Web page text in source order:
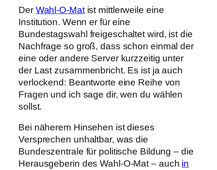
Der Wahl-O-Matist mittlerweile eine
Institution. Wenn er für eine
Bundestagswahl freigeschaltet wird, ist die
Nachfrage so groß, dass schon einmal der
eine oder andere Server kurzzeitig unter
der Last zusammenbricht. Es ist ja auch
verlockend: Beantworte eine Reihe von
Fragen und ich sage dir, wen du wählen
sollst.
Bei näherem Hinsehen ist dieses
Versprechen unhaltbar, was die
Bundeszentrale für politische Bildung – die
Herausgeberin des Wahl-O-Mat – auch in